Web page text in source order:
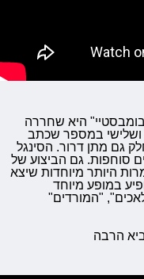
היא שחררה
ושלישי במספר שכתב
גם מתן דרור. הסינגל
סוחפות. גם הביצוע של
היותר מיוחדות שיצא
במופע מיוחד
"המורדים"
הרבה